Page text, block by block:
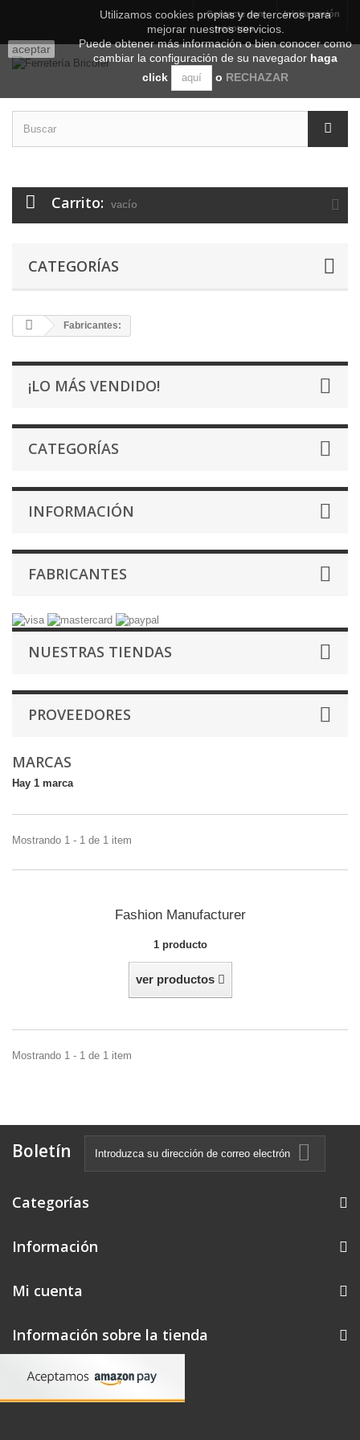
Iniciar sesión
Contacte con
nosotros
Carrito: vacío
CATEGORÍAS
Fabricantes:
¡LO MÁS VENDIDO!
CATEGORÍAS
INFORMACIÓN
FABRICANTES
NUESTRAS TIENDAS
PROVEEDORES
MARCAS
Hay 1 marca
Mostrando 1 - 1 de 1 item
Fashion Manufacturer
1 producto
ver productos
Mostrando 1 - 1 de 1 item
Boletín
Categorías
Información
Mi cuenta
Información sobre la tienda
aceptar
Utilizamos cookies propias y de terceros para
mejorar nuestros servicios.
Puede obtener más información o bien conocer como
cambiar la configuración de su navegador haga
click
aquí o RECHAZAR